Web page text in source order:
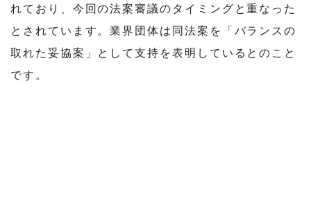
れており、今回の法案審議のタイミングと重なった
とされています。業界団体は同法案を「バランスの
取れた妥協案」として支持を表明しているとのこと
です。